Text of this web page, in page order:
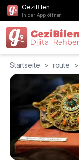
GeziBilen
In der App öffnen
Startseite > route >